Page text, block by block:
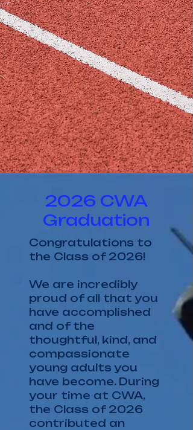
2026 CWA
Graduation
Congratulations to
the Class of 2026!
We are incredibly
proud of all that you
have accomplished
and of the
thoughtful, kind, and
compassionate
young adults you
have become. During
your time at CWA,
the Class of 2026
contributed an